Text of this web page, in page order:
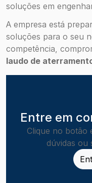
soluções em
A empresa está
soluções para o seu
competência,
laudo de
Entre em
Clique no botão
dúvidas ou